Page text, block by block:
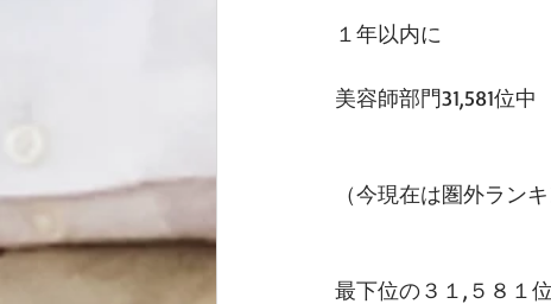
１年以内に
美容師部門31,581位中
（今現在は圏外ラン
最下位の３１,５８１